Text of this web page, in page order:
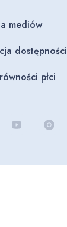
mediów
dostępności
płci